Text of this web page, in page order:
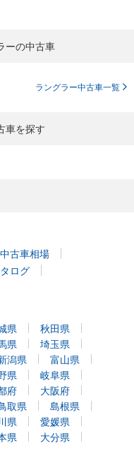
ーの中古車
ラングラー中古車一覧
車を探す
古車相場
ログ
県
秋田県
県
埼玉県
潟県
富山県
県
岐阜県
府
大阪府
取県
島根県
県
愛媛県
県
大分県